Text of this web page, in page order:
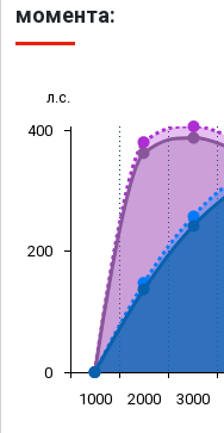
момента:
л.с.
1000 2000 3000
0
200
400